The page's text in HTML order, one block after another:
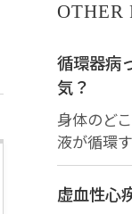
OTHER
循環器病
気？
身体のど
液が循環
虚血性心